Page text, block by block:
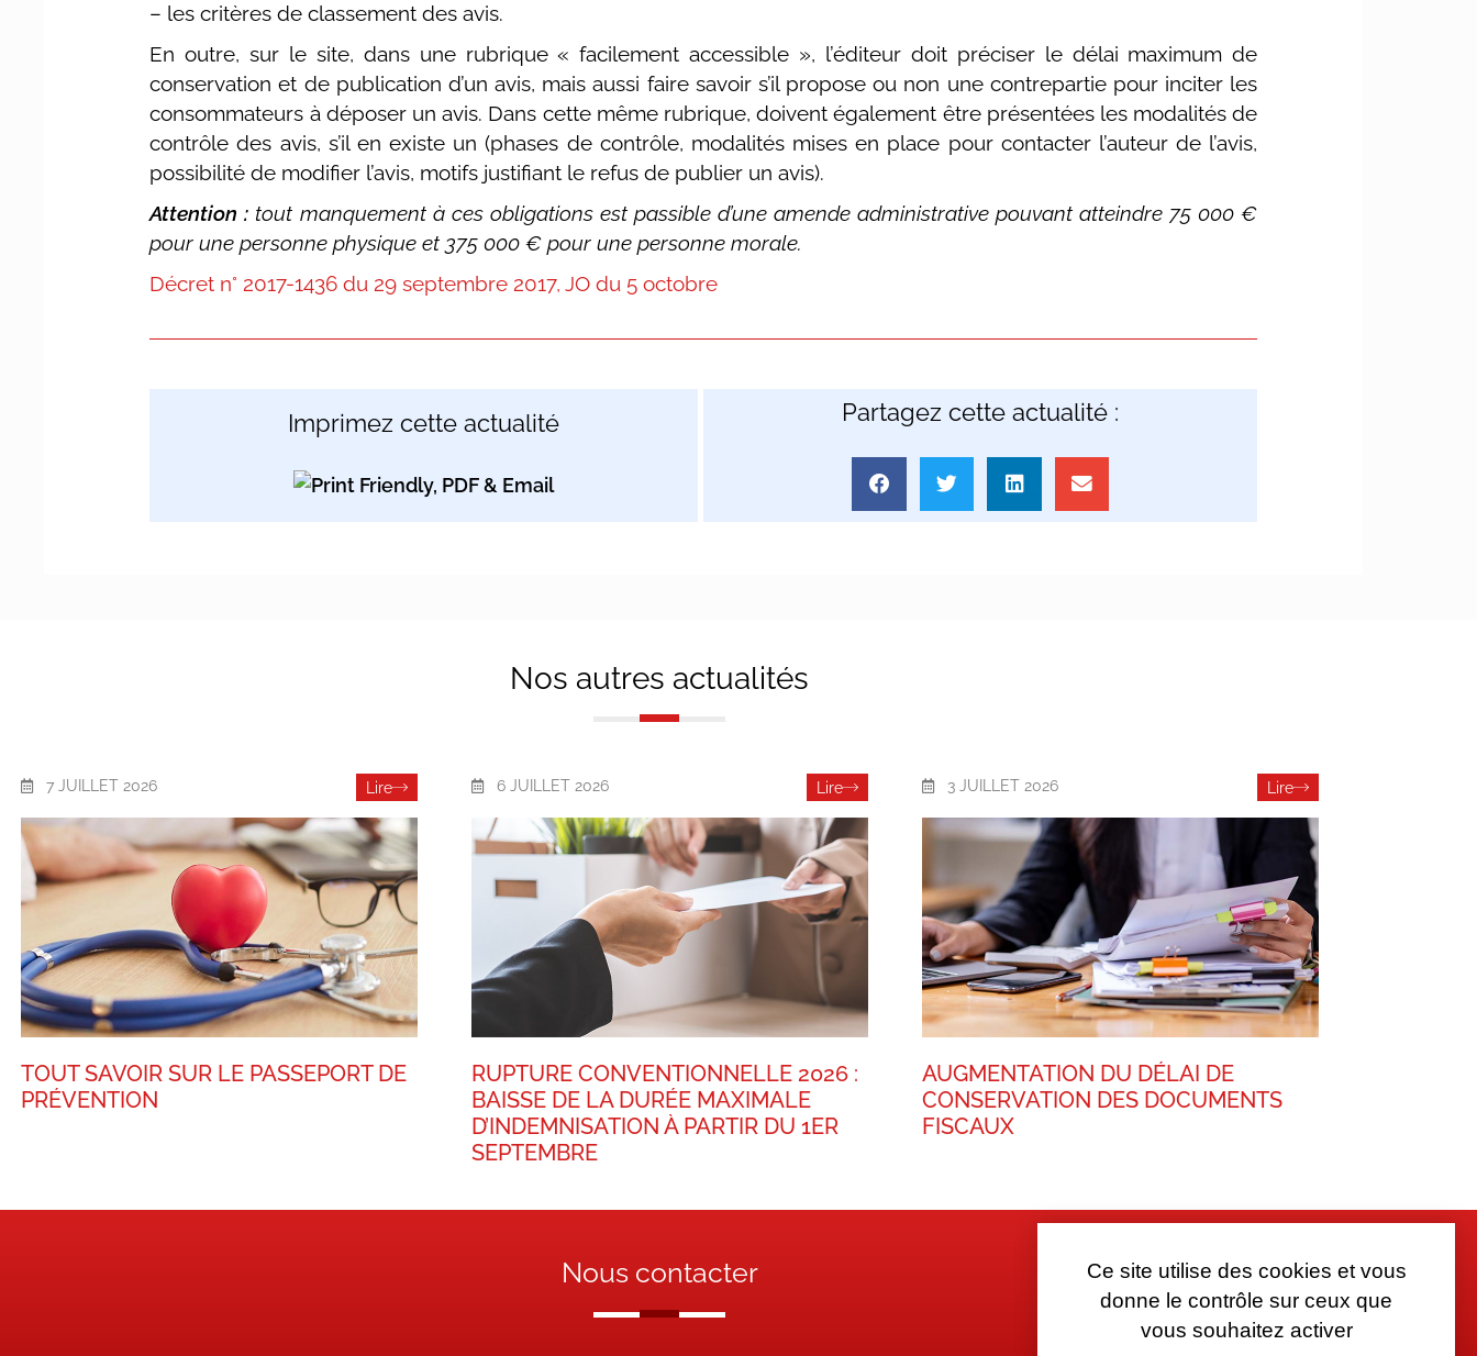
– les critères de classement des avis.
En outre, sur le site, dans une rubrique « facilement accessible », l’éditeur doit préciser le délai maximum de
conservation et de publication d’un avis, mais aussi faire savoir s’il propose ou non une contrepartie pour inciter les
consommateurs à déposer un avis. Dans cette même rubrique, doivent également être présentées les modalités de
contrôle des avis, s’il en existe un (phases de contrôle, modalités mises en place pour contacter l’auteur de l’avis,
possibilité de modifier l’avis, motifs justifiant le refus de publier un avis).
Attention : tout manquement à ces obligations est passible d’une amende administrative pouvant atteindre 75 000 €
pour une personne physique et 375 000 € pour une personne morale.
Décret n° 2017-1436 du 29 septembre 2017, JO du 5 octobre
Imprimez cette actualité Partagez cette actualité :
Nos autres actualités
7 JUILLET 2026 Lire
TOUT SAVOIR SUR LE PASSEPORT DE
PRÉVENTION
6 JUILLET 2026 Lire
RUPTURE CONVENTIONNELLE 2026 :
BAISSE DE LA DURÉE MAXIMALE
D’INDEMNISATION À PARTIR DU 1ER
SEPTEMBRE
3 JUILLET 2026 Lire
AUGMENTATION DU DÉLAI DE
CONSERVATION DES DOCUMENTS
FISCAUX
Nous contacter
Ce site utilise des cookies et vous
donne le contrôle sur ceux que
vous souhaitez activer